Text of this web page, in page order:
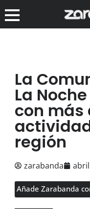
La
La
con más
región
zarabanda
Añade Zarabanda